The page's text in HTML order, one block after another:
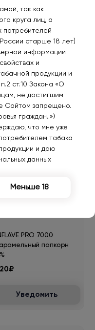
Нет в наличии
PRO 7000
мята 2%
Уведомить
PRO 7000
попкорн
Уведомить
так как
круга лиц, а
потребителей
старше 18 лет)
информации
и
продукции и
ст.10 Закона «О
не достигшим
Сайтом запрещено.
граждан..»)
что мне уже
табака
и даю
данных
Меньше 18